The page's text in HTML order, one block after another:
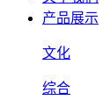
产品展示
文化
综合